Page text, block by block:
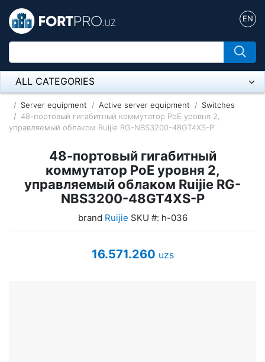
EN
ALL CATEGORIES
Микрофон
Напольные розетки
Оборудование Mikrotik
Пылесос
Server equipment Active server equipment
Switches
48-портовый гигабитный коммутатор PoE уровня 2,
управляемый облаком Ruijie RG-NBS3200-48GT4XS-P
48-портовый гигабитный
коммутатор PoE уровня 2,
управляемый облаком Ruijie RG-
NBS3200-48GT4XS-P
brand Ruijie SKU #: h-036
16.571.260 uzs